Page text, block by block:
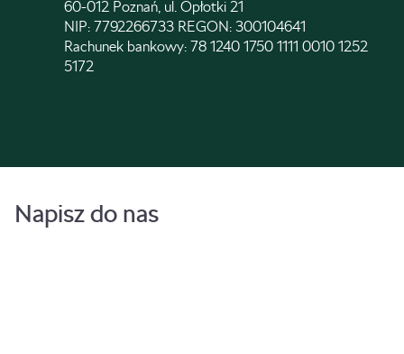
60-012 Poznań, ul. Opłotki 21
NIP: 7792266733 REGON: 300104641
Rachunek bankowy: 78 1240 1750 1111 0010 1252
5172
Napisz do nas